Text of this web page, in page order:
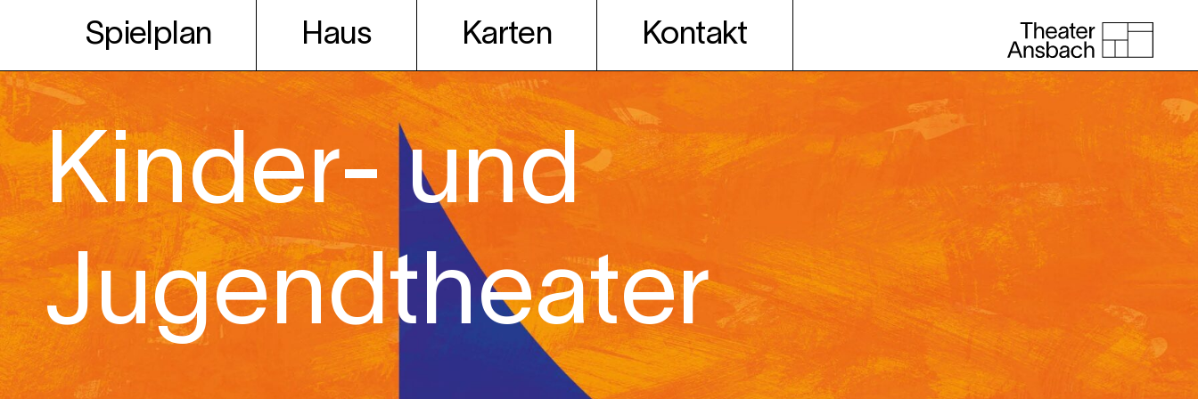
Spielplan Haus Karten Kontakt
Kinder- und
Jugendtheater